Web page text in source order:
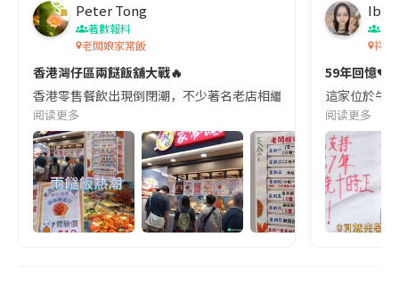
Peter Tong
著數報料
老闆娘家常飯
香港灣仔區兩餸飯舖大戰🔥
香港零售餐飲出現倒閉潮，不少著名老店相繼結業，例如羅富記
阅读更多
祥榮
59年回憶💔
這家位於牛
阅读更多